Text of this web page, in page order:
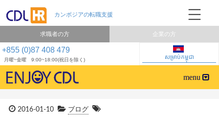
+855 (0)87 408 479
月曜~金曜 9:00~18:00(祝日を除く) សម្រាប់កម្ពុជា
求職者の方 企業の方
2016-01-10 ブログ